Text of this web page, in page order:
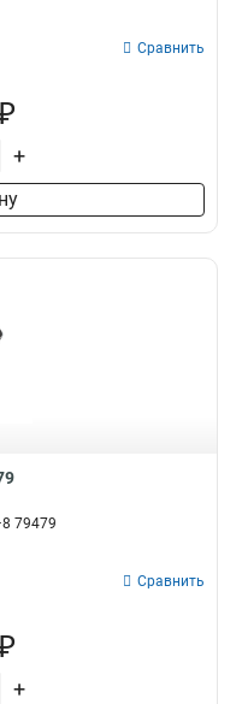
Сравнить
+
79479
Сравнить
+